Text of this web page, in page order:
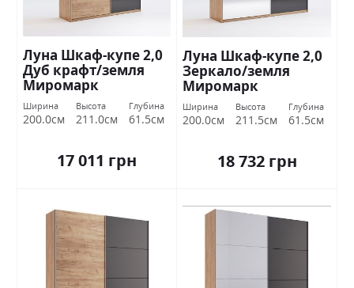
Луна Шкаф-купе 2,0
Дуб крафт/земля
Миромарк
Ширина
200.0см
Высота
211.0см
Глубина
61.5см
17 011 грн
Луна Шкаф-купе 2,0
Зеркало/земля
Миромарк
Ширина
200.0см
Высота
211.5см
Глубина
61.5см
18 732 грн